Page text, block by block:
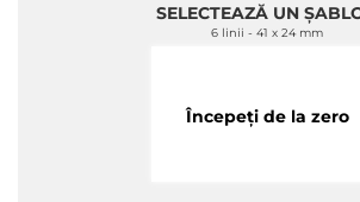
SELECTEAZĂ UN
6 linii 41 x 24 mm
Începeți de la zero